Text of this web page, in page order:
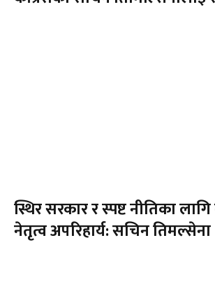
स्थिर सरकार र स्पष्ट नीतिका
नेतृत्व अपरिहार्य: सचिन तिमल्सेना